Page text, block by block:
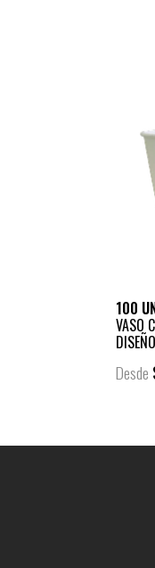
100
VASO
Desde